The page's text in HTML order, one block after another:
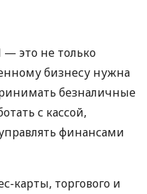
это не только
бизнесу нужна
безналичные
с кассой,
финансами
карты, торгового и